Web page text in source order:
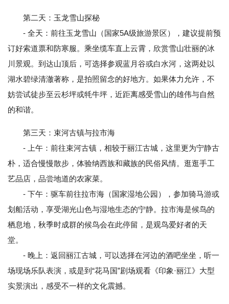
第二天：玉龙雪山探秘
- 全天：前往玉龙雪山（国家5A级旅游景区），建议提前预
订好索道票和防寒服。乘坐缆车直上云霄，欣赏雪山壮丽的冰
川景观。到达山顶后，可选择参观蓝月谷或白水河，这两处以
湖水碧绿清澈著称，是拍照留念的好地方。如果体力允许，不
妨尝试徒步至云杉坪或牦牛坪，近距离感受雪山的雄伟与自然
的和谐。
第三天：束河古镇与拉市海
- 上午：前往束河古镇，相较于丽江古城，这里更为宁静古
朴，适合慢慢散步，体验纳西族和藏族的民俗风情。逛逛手工
艺品店，品尝地道的农家菜。
- 下午：驱车前往拉市海（国家湿地公园），参加骑马游或
划船活动，享受湖光山色与湿地生态的宁静。拉市海是候鸟的
栖息地，秋季时成群的候鸟会在此停留，是观鸟爱好者的天
堂。
- 晚上：返回丽江古城，可以选择在河边的酒吧坐坐，听一
场现场乐队表演，或是到“花马国”剧场观看《印象·丽江》大型
实景演出，感受不一样的文化震撼。